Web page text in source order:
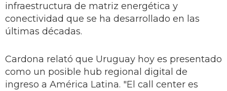
infraestructura de matriz energética y
conectividad que se ha desarrollado en las
últimas décadas.
Cardona relató que Uruguay hoy es presentado
como un posible hub regional digital de
ingreso a América Latina. "El call center es